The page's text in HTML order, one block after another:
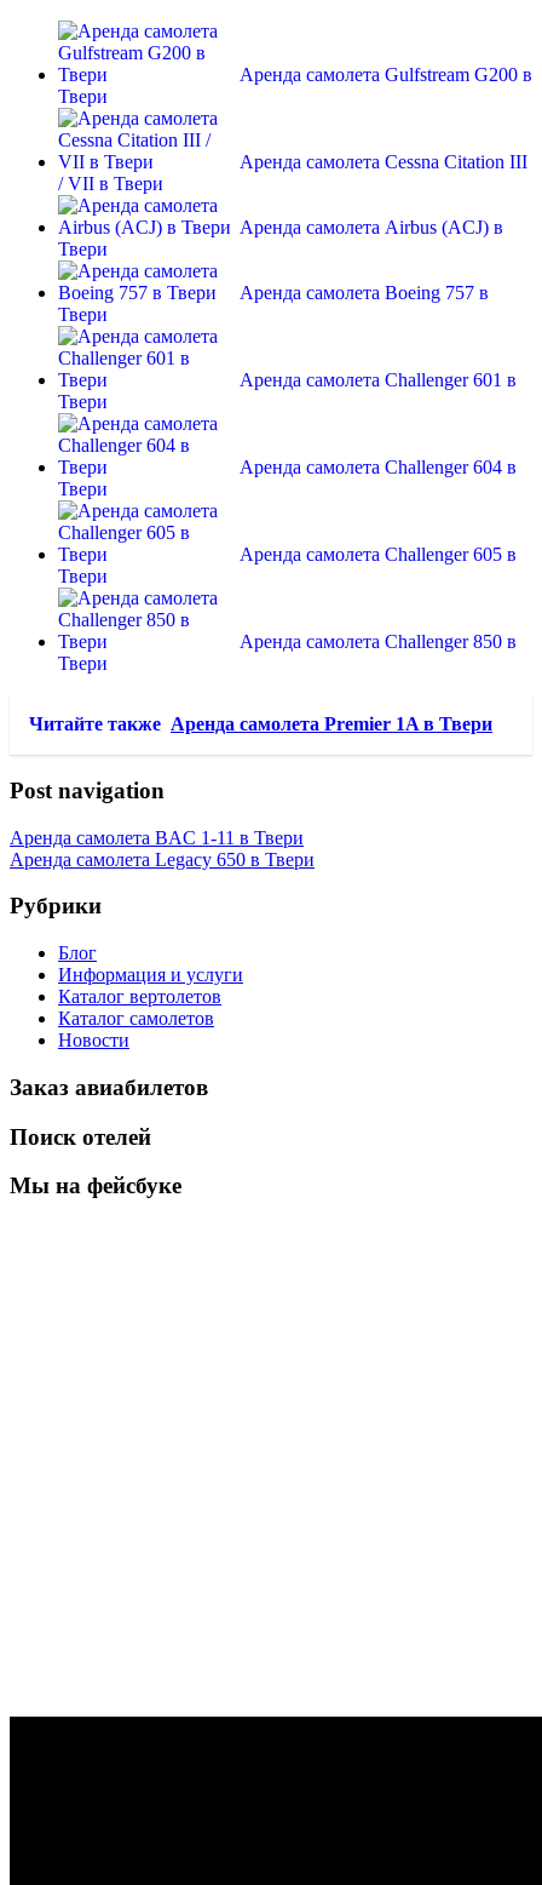
Аренда самолета Gulfstream G200 в
Твери
Аренда самолета Cessna Citation III
/ VII в Твери
Аренда самолета Airbus (ACJ) в
Твери
Аренда самолета Boeing 757 в
Твери
Аренда самолета Challenger 601 в
Твери
Аренда самолета Challenger 604 в
Твери
Аренда самолета Challenger 605 в
Твери
Аренда самолета Challenger 850 в
Твери
Читайте также Аренда самолета Premier 1A в Твери
Post navigation
Аренда самолета BAC 1-11 в Твери
Аренда самолета Legacy 650 в Твери
Рубрики
Блог
Информация и услуги
Каталог вертолетов
Каталог самолетов
Новости
Заказ авиабилетов
Поиск отелей
Мы на фейсбуке